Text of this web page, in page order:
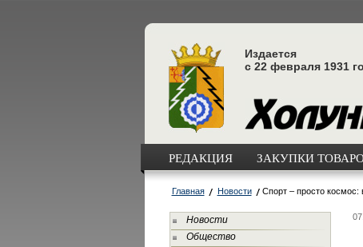
Издается
с 22 февраля 1931
РЕДАКЦИЯ ЗАКУПКИ
Главная Новости Спорт – просто космос:
Новости
Общество